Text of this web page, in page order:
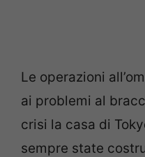
Le operazioni
ai problemi al
crisi la casa di
sempre state